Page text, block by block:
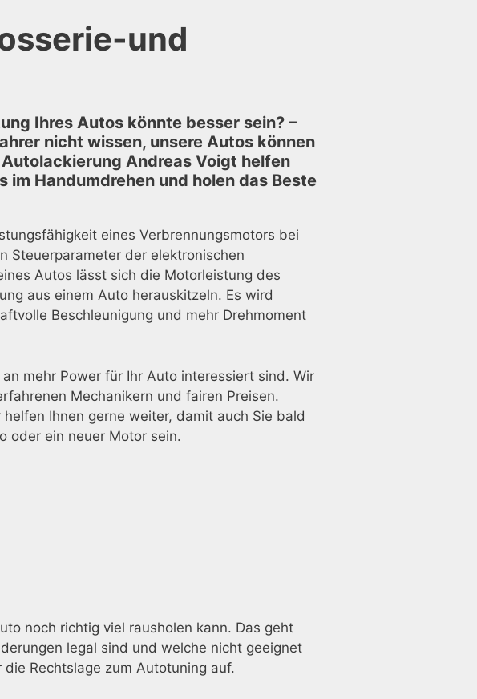
und
Ihres Autos könnte besser sein? –
nicht wissen, unsere Autos können
Andreas Voigt helfen
Handumdrehen und holen das Beste
eines Verbrennungsmotors bei
Steuerparameter der elektronischen
Autos lässt sich die Motorleistung des
aus einem Auto herauskitzeln. Es wird
Beschleunigung und mehr Drehmoment
mehr Power für Ihr Auto interessiert sind. Wir
Mechanikern und fairen Preisen.
Ihnen gerne weiter, damit auch Sie bald
oder ein neuer Motor sein.
noch richtig viel rausholen kann. Das geht
legal sind und welche nicht geeignet
Rechtslage zum Autotuning auf.